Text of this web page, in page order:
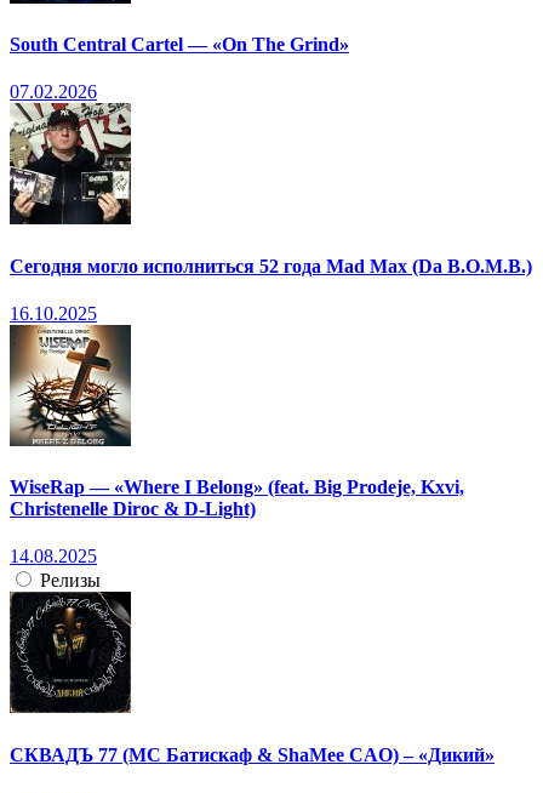
South Central Cartel — «On The Grind»
07.02.2026
Сегодня могло исполниться 52 года Mad Max (Da B.O.M.B.)
16.10.2025
WiseRap — «Where I Belong» (feat. Big Prodeje, Kxvi,
Christenelle Diroc & D-Light)
14.08.2025
Релизы
СКВАДЪ 77 (МС Батискаф & ShaMee CAO) – «Дикий»